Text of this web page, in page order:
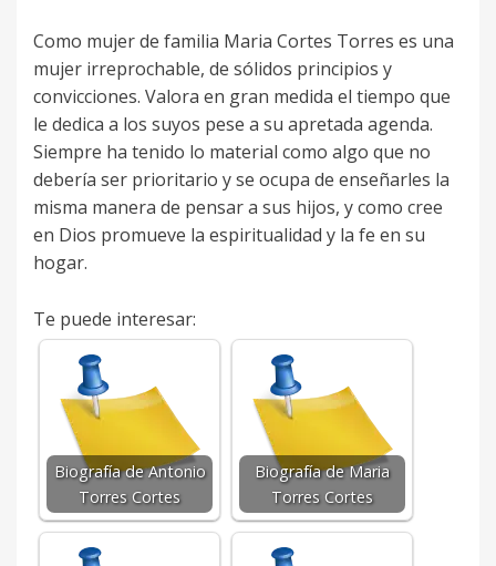
Como mujer de familia Maria Cortes Torres es una
mujer irreprochable, de sólidos principios y
convicciones. Valora en gran medida el tiempo que
le dedica a los suyos pese a su apretada agenda.
Siempre ha tenido lo material como algo que no
debería ser prioritario y se ocupa de enseñarles la
misma manera de pensar a sus hijos, y como cree
en Dios promueve la espiritualidad y la fe en su
hogar.
Te puede interesar:
Biografía de Antonio
Torres Cortes
Biografía de Maria
Torres Cortes